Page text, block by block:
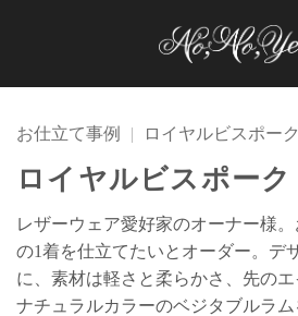
お仕立て事例 | ロイヤルビスポーク
ロイヤルビスポー
レザーウェア愛好家のオーナー様
の1着を仕立てたいとオーダー。デ
に、素材は軽さと柔らかさ、先の
ナチュラルカラーのベジタブルラ